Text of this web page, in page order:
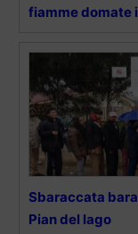
fiamme domate
Sbaraccata
Pian del lago